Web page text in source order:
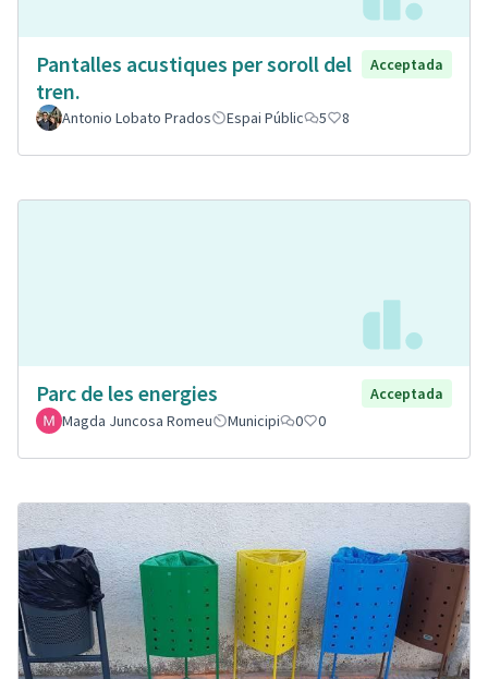
Pantalles acustiques per soroll del
tren.
Acceptada
Antonio Lobato Prados Espai Públic 5 8
Parc de les energies
Acceptada
Magda Juncosa Romeu
Municipi 0 0